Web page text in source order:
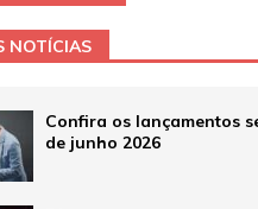
NOTÍCIAS
Confira os lançamentos
de junho 2026